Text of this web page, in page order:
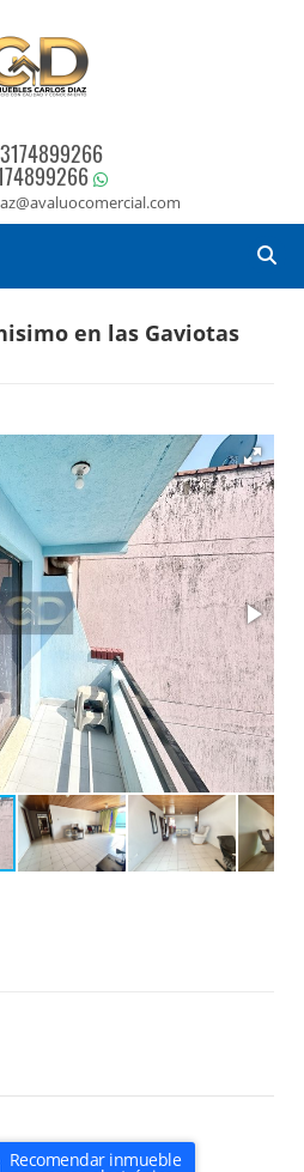
3174899266
en las Gaviotas
Recomendar inmueble